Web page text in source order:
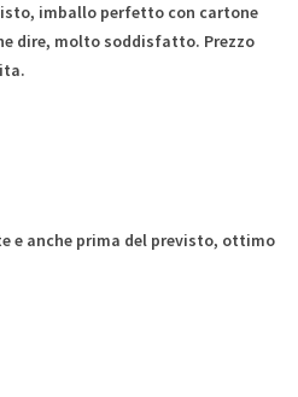
imballo perfetto con cartone
dire, molto soddisfatto. Prezzo
e anche prima del previsto, ottimo